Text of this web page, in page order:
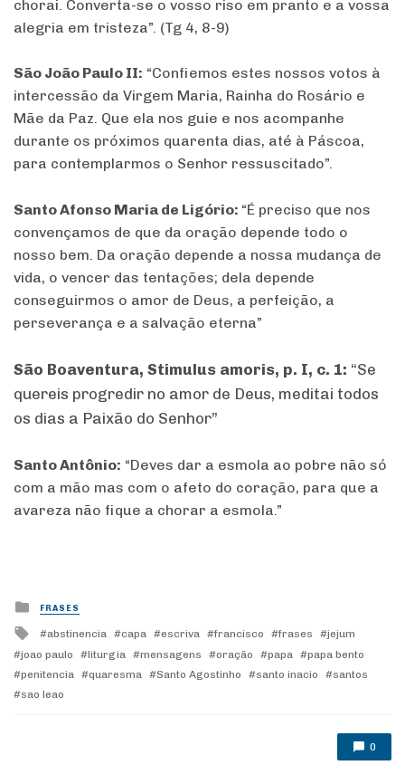
chorai. Converta-se o vosso riso em pranto e a vossa
alegria em tristeza”. (Tg 4, 8-9)
São João Paulo II: “Confiemos estes nossos votos à
intercessão da Virgem Maria, Rainha do Rosário e
Mãe da Paz. Que ela nos guie e nos acompanhe
durante os próximos quarenta dias, até à Páscoa,
para contemplarmos o Senhor ressuscitado”.
Santo Afonso Maria de Ligório: “É preciso que nos
convençamos de que da oração depende todo o
nosso bem. Da oração depende a nossa mudança de
vida, o vencer das tentações; dela depende
conseguirmos o amor de Deus, a perfeição, a
perseverança e a salvação eterna”
São Boaventura, Stimulus amoris, p. I, c. 1: “Se
quereis progredir no amor de Deus, meditai todos
os dias a Paixão do Senhor”
Santo Antônio: “Deves dar a esmola ao pobre não só
com a mão mas com o afeto do coração, para que a
avareza não fique a chorar a esmola.”
Posted
in
FRASES
Tagged
abstinencia capa escriva francisco frases
jejum
joao paulo
liturgia mensagens oração papa
papa bento
penitencia
quaresma Santo Agostinho santo inacio
santos
sao leao
0